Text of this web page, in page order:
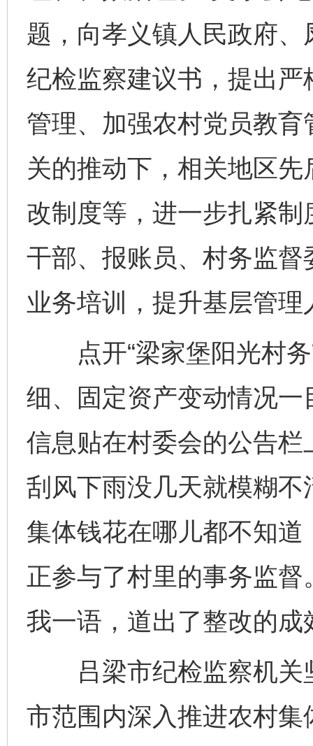
题，向孝义镇人民政府
纪检监察建议书，提出
管理、加强农村党员教
关的推动下，相关地区
改制度等，进一步扎紧
干部、报账员、村务监督
业务培训，提升基层管
点开“梁家堡阳光村务
细、固定资产变动情况一
信息贴在村委会的公告
刮风下雨没几天就模糊不
集体钱花在哪儿都不知
正参与了村里的事务监
我一语，道出了整改的成
吕梁市纪检监察机关
市范围内深入推进农村集